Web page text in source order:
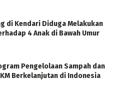
di Kendari Diduga Melakukan
4 Anak di Bawah Umur
Pengelolaan Sampah dan
Berkelanjutan di Indonesia